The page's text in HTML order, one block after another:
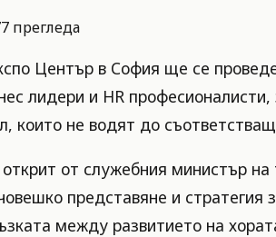
прегледа
Център в София ще се
лидери и HR
които не водят до
от служебния министър на
представяне и стратегия
между развитието на